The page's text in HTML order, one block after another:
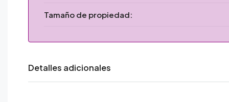
Tamaño de propiedad:
Detalles adicionales